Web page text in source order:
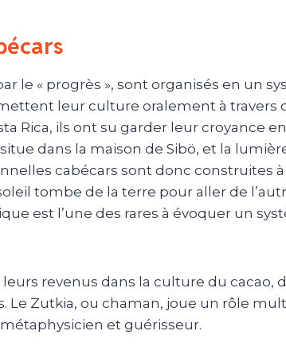
le « progrès », sont organisés en un
leur culture oralement à travers
Rica, ils ont su garder leur croyance
dans la maison de Sibö, et la
cabécars sont donc construites à
tombe de la terre pour aller de
est l’une des rares à évoquer un
revenus dans la culture du cacao,
Le Zutkia, ou chaman, joue un rôle
et guérisseur.